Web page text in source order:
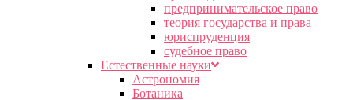
предпринимательское право
теория государства и права
юриспруденция
судебное право
Естественные науки
Астрономия
Ботаника